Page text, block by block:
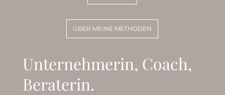
ÜBER MEINE METHODEN
Unternehmerin, Coach,
Beraterin.